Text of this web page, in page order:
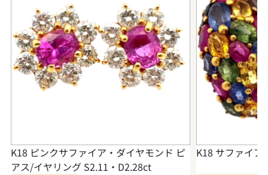
K18 ピンクサファイア・ダイヤモンド ピ
アス/イヤリング S2.11・D2.28ct
K18 サファイ